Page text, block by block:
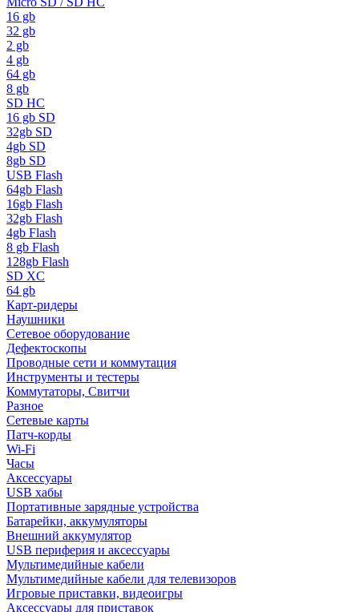
16 gb
32 gb
2 gb
4 gb
64 gb
8 gb
SD HC
16 gb SD
32gb SD
4gb SD
8gb SD
USB Flash
64gb Flash
16gb Flash
32gb Flash
4gb Flash
8 gb Flash
128gb Flash
SD XC
64 gb
Карт-ридеры
Наушники
Сетевое оборудование
Дефектоскопы
Проводные сети и коммутация
Инструменты и тестеры
Коммутаторы, Свитчи
Разное
Сетевые карты
Патч-корды
Wi-Fi
Часы
Аксессуары
USB хабы
Портативные зарядные устройства
Батарейки, аккумуляторы
Внешний аккумулятор
USB периферия и аксессуары
Мультимедийные кабели
Мультимедийные кабели для телевизоров
Игровые приставки, видеоигры
Аксессуары для приставок